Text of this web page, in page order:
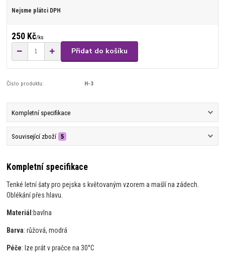
Nejsme plátci DPH
250 Kč/ks
Přidat do košíku
Číslo produktu: H-3
Kompletní specifikace
Související zboží 5
Kompletní specifikace
Tenké letní šaty pro pejska s květovaným vzorem a mašlí na zádech.
Oblékání přes hlavu.
Materiál :bavlna
Barva: růžová, modrá
Péče: lze prát v pračce na 30°C